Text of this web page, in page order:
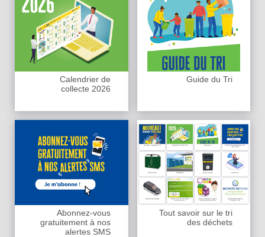
Calendrier de
collecte 2026
Guide du Tri
Abonnez-vous
gratuitement à nos
alertes SMS
Tout savoir sur le tri
des déchets